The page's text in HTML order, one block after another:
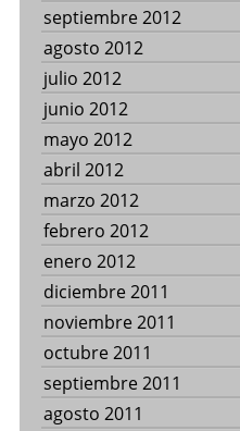
septiembre 2012
agosto 2012
julio 2012
junio 2012
mayo 2012
abril 2012
marzo 2012
febrero 2012
enero 2012
diciembre 2011
noviembre 2011
octubre 2011
septiembre 2011
agosto 2011